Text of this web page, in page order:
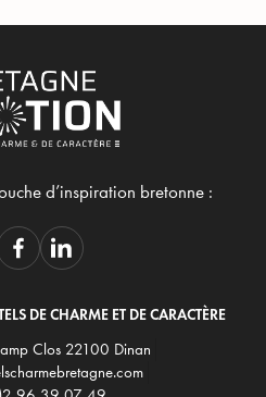
d’inspiration bretonne :
DE CHARME ET DE CARACTÈRE
Clos 22100 Dinan